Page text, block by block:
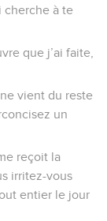
cherche à te
que j’ai faite,
vient du reste
un
reçoit la
irritez-vous
entier le jour